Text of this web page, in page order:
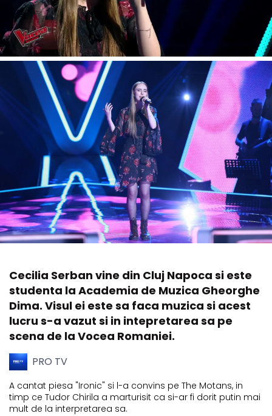
Cecilia Serban vine din Cluj Napoca si este
studenta la Academia de Muzica Gheorghe
Dima. Visul ei este sa faca muzica si acest
lucru s-a vazut si in intepretarea sa pe
scena de la Vocea Romaniei.
PRO TV
A cantat piesa "Ironic" si l-a convins pe The Motans, in
timp ce Tudor Chirila a marturisit ca si-ar fi dorit putin mai
mult de la interpretarea sa.